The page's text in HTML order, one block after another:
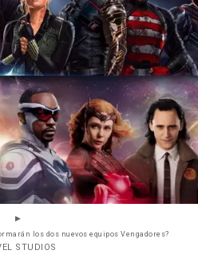
los dos nuevos equipos Vengadores?
STUDIOS